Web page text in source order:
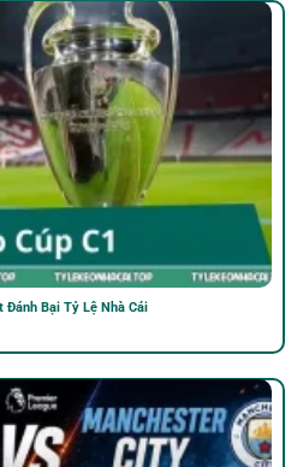
Đánh Bại Tỷ Lệ Nhà Cái